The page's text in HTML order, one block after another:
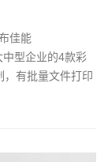
佳能
型企业的4款彩
，有批量文件打印